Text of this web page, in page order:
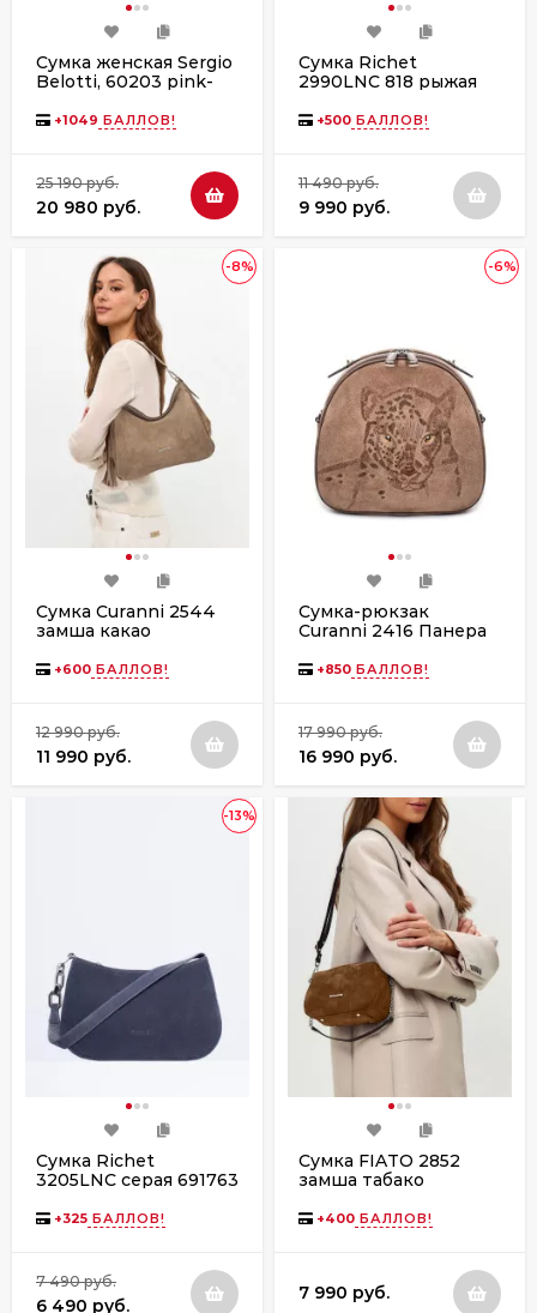
Сумка женская Sergio
Belotti, 60203 pink-
+1049 БАЛЛОВ!
25 190 руб.
20 980 руб.
Сумка Richet
2990LNС 818 рыжая
+500 БАЛЛОВ!
11 490 руб.
9 990 руб.
-8%
Сумка Curanni 2544
замша какао
+600 БАЛЛОВ!
12 990 руб.
11 990 руб.
-6%
Сумка-рюкзак
Curanni 2416 Панера
+850 БАЛЛОВ!
17 990 руб.
16 990 руб.
-13%
Сумка Richet
3205LNC серая 691763
+325 БАЛЛОВ!
7 490 руб.
6 490 руб.
Сумка FIATO 2852
замша табако
+400 БАЛЛОВ!
7 990 руб.